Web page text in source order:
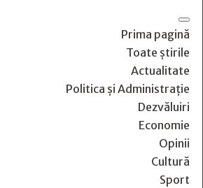
Prima pagină
Toate știrile
Actualitate
Politica și Administrație
Dezvăluiri
Economie
Opinii
Cultură
Sport